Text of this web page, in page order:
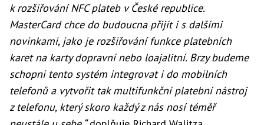
k rozšiřování NFC plateb v České republice.
MasterCard chce do budoucna přijít i s dalšími
novinkami, jako je rozšiřování funkce platebních
karet na karty dopravní nebo loajalitní. Brzy budeme
schopni tento systém integrovat i do mobilních
telefonů a vytvořit tak multifunkční platební nástroj
z telefonu, který skoro každý z nás nosí téměř